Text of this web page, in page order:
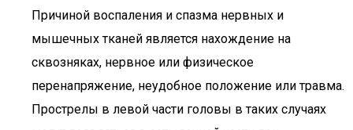
Причиной воспаления и спазма нервных и
мышечных тканей является нахождение на
сквозняках, нервное или физическое
перенапряжение, неудобное положение или травма.
Прострелы в левой части головы в таких случаях